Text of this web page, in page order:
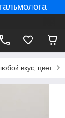
вкус, цвет